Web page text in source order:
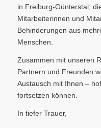
in Freiburg-Günterstal;
Mitarbeiterinnen und
Behinderungen aus
Menschen.
Zusammen mit unseren
Partnern und Freunden
Austausch mit Ihnen –
fortsetzen können.
In tiefer Trauer,